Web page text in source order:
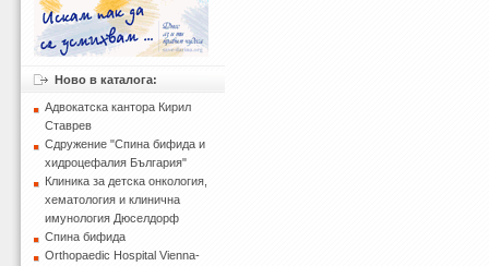
Ново в каталога:
Адвокатска кантора Кирил
Ставрев
Сдружение "Спина бифида и
хидроцефалия България"
Клиника за детска онкология,
хематология и клинична
имунология Дюселдорф
Спина бифида
Orthopaedic Hospital Vienna-